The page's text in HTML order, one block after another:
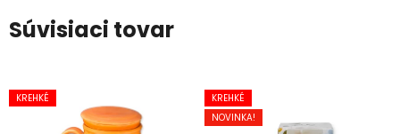
Súvisiaci tovar
KREHKÉ
KREHKÉ
NOVINKA!